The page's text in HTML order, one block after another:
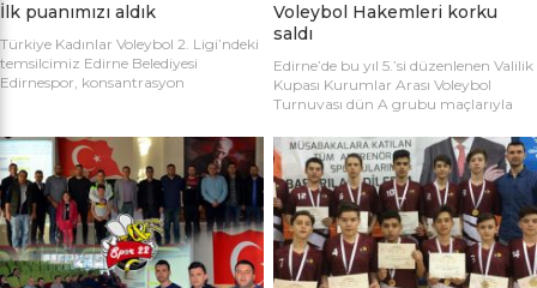
İlk puanımızı aldık
Türkiye Kadınlar Voleybol 2. Ligi’ndeki
temsilcimiz Edirne Belediyesi
Edirnespor, konsantrasyon
Kadınlar Voleybol 2. Ligi’ne devam
edilirken Edirnespor Kadın Voleybol
Takımı Mimar Sinan Spor Salonu’nda
kendi seyircisi önünde ilk maçına çıktı.
İlk maçında deplasmanda Bursa
Nilüfer Belediyesi’ne 3-0 mağlup
olmuştu. İkinci maçında konuk ettiği
Biga […]
Voleybol Hakemleri korku
saldı
Edirne’de bu yıl 5.’si düzenlenen Valilik
Kupası Kurumlar Arası Voleybol
Turnuvası dün A grubu maçlarıyla
ile Ecacılar Odası karşı karşıya geldi.
Maçı üçyüzden fazla voleybol sever
izledi. Takımlar sahaya şu kadrolarla
çıktılar: Voleybol Hakemleri: Oğulcan
Kuru, Öyküm Akıncı, Ecem Göçmen,
Özge Göktaş, Rabia Acun, Gökay
Karatop, Semih Sormaz, Coşkun
Özsoy […]